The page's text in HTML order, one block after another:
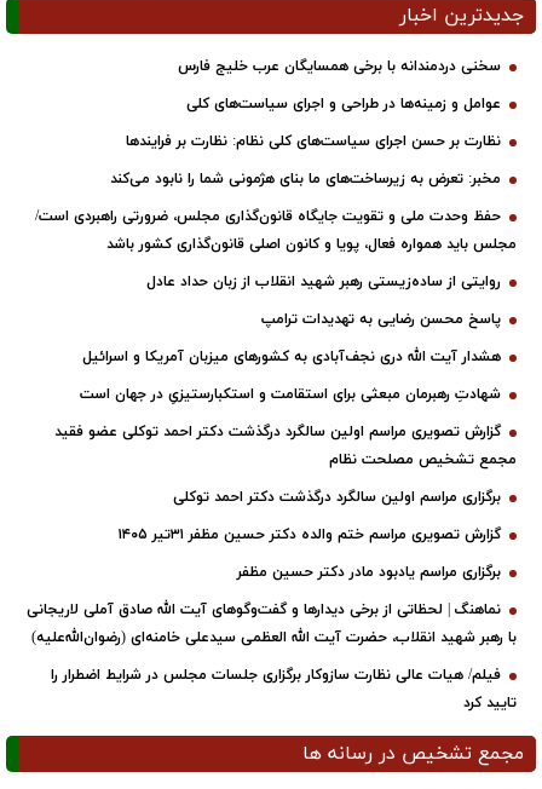
جدیدترین اخبار
سخنی دردمندانه با برخی همسایگان عرب خلیج فارس
عوامل و زمینه‌ها در طراحی و اجرای سیاست‌های کلی
نظارت بر حسن اجرای سیاست‌های کلی نظام: نظارت بر فرایندها
مخبر: تعرض به زیرساخت‌های ما بنای هژمونی شما را نابود می‌کند
حفظ وحدت ملی و تقویت جایگاه قانون‌گذاری مجلس، ضرورتی راهبردی است/
مجلس باید همواره فعال، پویا و کانون اصلی قانون‌گذاری کشور باشد
روایتی از ساده‌زیستی رهبر شهید انقلاب از زبان حداد عادل
پاسخ محسن رضایی به تهدیدات ترامپ
هشدار آیت الله دری نجف‌آبادی به کشورهای میزبان آمریکا و اسرائیل
شهادتِ رهبرمان مبعثی برای استقامت و استکبارستیزیِ در جهان است
گزارش تصویری مراسم اولین سالگرد درگذشت دکتر احمد توکلی عضو فقید
مجمع تشخیص مصلحت نظام
برگزاری مراسم اولین سالگرد درگذشت دکتر احمد توکلی
گزارش تصویری مراسم ختم والده دکتر حسین مظفر ۳۱تیر ۱۴۰۵
برگزاری مراسم یادبود مادر دکتر حسین مظفر
نماهنگ | لحظاتی از برخی دیدارها و گفت‌وگوهای آیت ‌الله صادق آملی لاریجانی
با رهبر شهید انقلاب، حضرت آیت‌ الله العظمی سیدعلی خامنه‌ای (رضوان‌الله‌علیه)
فیلم/ هیات عالی نظارت سازوکار برگزاری جلسات مجلس در شرایط اضطرار را
تایید کرد
مجمع تشخیص در رسانه ها